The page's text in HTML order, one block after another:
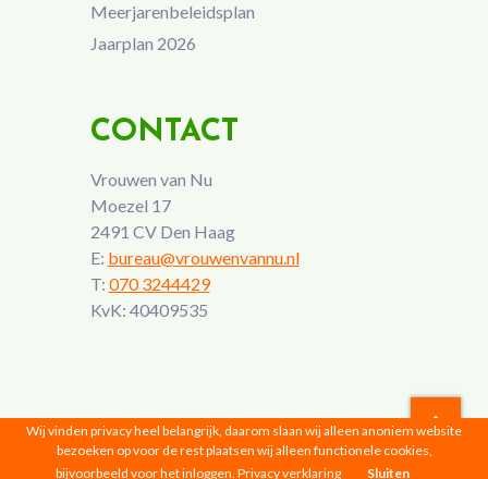
Meerjarenbeleidsplan
Jaarplan 2026
CONTACT
Vrouwen van Nu
Moezel 17
2491 CV Den Haag
E: bureau@vrouwenvannu.nl
T: 070 3244429
KvK: 40409535
Vrouwen van Nu © 2026 |Privacyverklaring
Wij vinden privacy heel belangrijk, daarom slaan wij alleen anoniem website
bezoeken op voor de rest plaatsen wij alleen functionele cookies,
bijvoorbeeld voor het inloggen. Privacy verklaring Sluiten